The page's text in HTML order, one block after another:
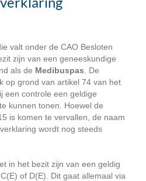
valt onder de CAO Besloten
zijn van een geneeskundige
als de Medibuspas . De
op grond van artikel 74 van het
een controle een geldige
kunnen tonen. Hoewel de
is komen te vervallen, de naam
wordt nog steeds
in het bezit zijn van een geldig
of D(E). Dit gaat allemaal via